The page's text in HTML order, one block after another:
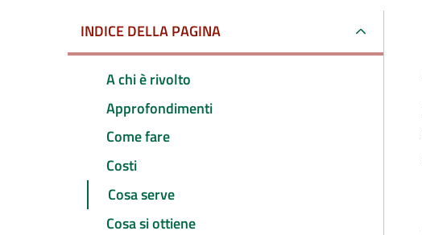
INDICE DELLA PAGINA
A chi è rivolto
Approfondimenti
Come fare
Costi
Cosa serve
Cosa si ottiene